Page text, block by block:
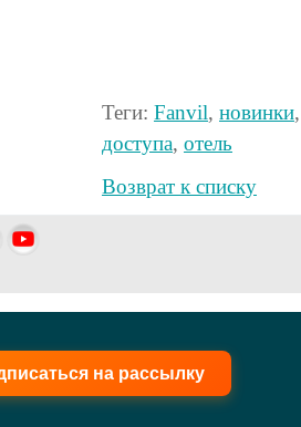
Теги: Fanvil, новинки
доступа, отель
Возврат к списку
на рассылку